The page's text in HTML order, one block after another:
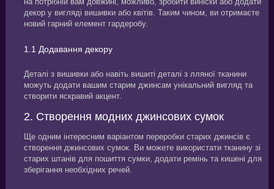
декор у вигляді вишивки або квітів. Таким чином, ви отримаєте
новий гарний елемент гардеробу.
1.1 Додавання декору
Деталі з вишивки або навіть вишиті деталі з лляної тканини
можуть додати вашим старим джинсам унікальний вигляд та
створити яскравий акцент.
2. Створення модних джинсових сумок
Ще одним інтересним варіантом переробки старих джинсів є
створення джинсових сумок. Ви можете використати тканину зі
старих штанів для пошиття сумки, додати ремінь та кишені для
зберігання необхідних речей.